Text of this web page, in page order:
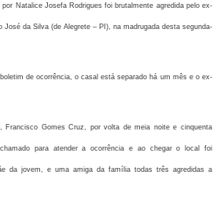
Natalice Josefa Rodrigues foi brutalmente agredida pelo ex-
José da Silva (de Alegrete – PI), na madrugada desta segunda-
de ocorrência, o casal está separado há um mês e o ex-
Francisco Gomes Cruz, por volta de meia noite e cinquenta
para atender a ocorrência e ao chegar o local foi
da jovem, e uma amiga da família todas três agredidas a